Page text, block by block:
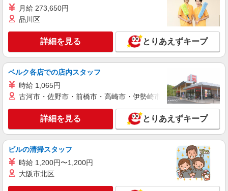
大阪府堺市美原区 ＊車・バイク通勤OK
キープ 詳細を見る
アルバイト 正社員 契約社員 派遣社員
戦力エージェント株式会社
倉庫内作業
時給1400円 ＋交通費規定支給 ＋残業手当 ＋
家族手当(世帯主・配偶者・子ども) ☆②基本月収
例：246,400円 （時給1400円×8時間×月22日勤務
の場合） ※ここに交通費、残業手当、家族手当が
つきます！ ☆勤務後、スグに受け取れる前払い完
①大阪府堺市西区築港新町 ②大阪府堺市美原
区小寺
キープ 詳細を見る
派遣社員
月給 273,650円
品川区
詳細を見る とりあえずキープ
ベルク各店での店内スタッフ
時給 1,065円
古河市・佐野市・前橋市・高崎市・伊勢崎市・太田市・館林市
詳細を見る とりあえずキープ
ビルの清掃スタッフ
時給 1,200円〜1,200円
大阪市北区